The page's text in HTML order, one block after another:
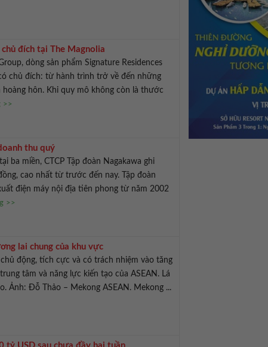
đích tại The Magnolia
dòng sản phẩm Signature Residences
chủ đích: từ hành trình trở về đến những
hôn. Khi quy mô không còn là thước
>>
thu quý
ba miền, CTCP Tập đoàn Nagakawa ghi
cao nhất từ trước đến nay. Tập đoàn
điện máy nội địa tiên phong từ năm 2002
>>
lai chung của khu vực
động, tích cực và có trách nhiệm vào tăng
tâm và năng lực kiến tạo của ASEAN. Lá
Ảnh: Đỗ Thảo – Mekong ASEAN. Mekong ...